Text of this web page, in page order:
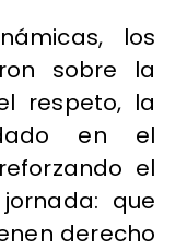
los
sobre la
respeto, la
en el
el
que
derecho